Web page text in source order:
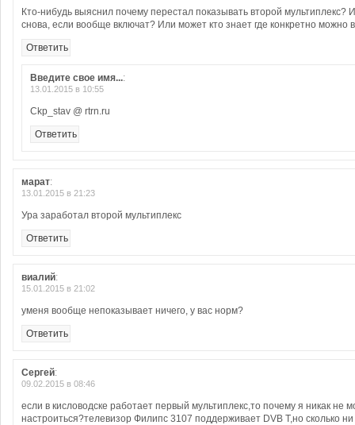
Кто-нибудь выяснил почему перестал показывать второй мультиплекс? И
снова, если вообще включат? Или может кто знает где конкретно можно
Ответить
Введите свое имя...:
13.01.2015 в 10:55
Ckp_stav @ rtrn.ru
Ответить
марат:
13.01.2015 в 21:23
Ура заработал второй мультиплекс
Ответить
виалий:
15.01.2015 в 21:02
уменя вообще непоказывает ничего, у вас норм?
Ответить
Сергей:
09.02.2015 в 08:46
если в кисловодске работает первый мультиплекс,то почему я никак не
настроиться?телевизор Филипс 3107 поддерживает DVB T,но сколько